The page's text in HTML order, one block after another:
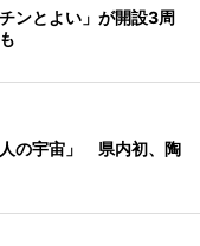
ンとよい」が開設3周
の宇宙」 県内初、陶